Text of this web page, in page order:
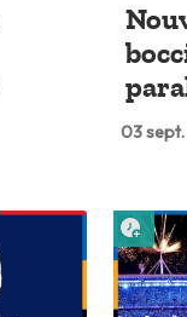
03
Lire